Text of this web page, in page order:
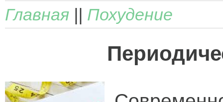
Главная || Похудение